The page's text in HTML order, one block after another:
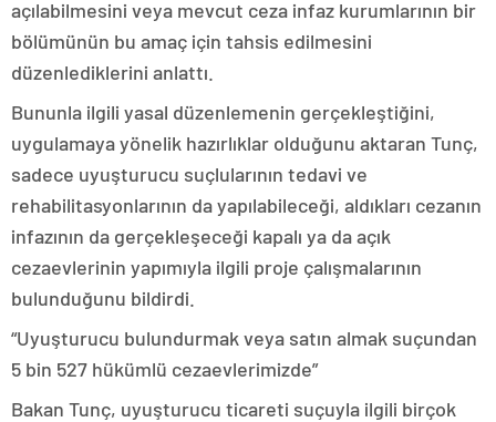
açılabilmesini veya mevcut ceza infaz kurumlarının bir
bölümünün bu amaç için tahsis edilmesini
düzenlediklerini anlattı.
Bununla ilgili yasal düzenlemenin gerçekleştiğini,
uygulamaya yönelik hazırlıklar olduğunu aktaran Tunç,
sadece uyuşturucu suçlularının tedavi ve
rehabilitasyonlarının da yapılabileceği, aldıkları cezanın
infazının da gerçekleşeceği kapalı ya da açık
cezaevlerinin yapımıyla ilgili proje çalışmalarının
bulunduğunu bildirdi.
“Uyuşturucu bulundurmak veya satın almak suçundan
5 bin 527 hükümlü cezaevlerimizde”
Bakan Tunç, uyuşturucu ticareti suçuyla ilgili birçok